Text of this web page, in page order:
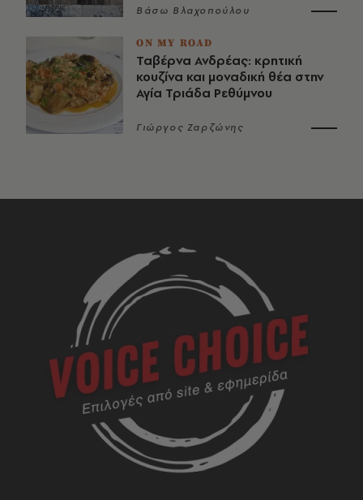
Βάσω Βλαχοπούλου
ON MY ROAD
Ταβέρνα Ανδρέας: κρητική
κουζίνα και μοναδική θέα στην
Αγία Τριάδα Ρεθύμνου
Γιώργος Ζαρζώνης